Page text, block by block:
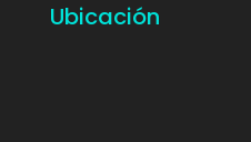
Ubicación